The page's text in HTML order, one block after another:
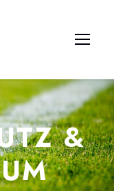
&